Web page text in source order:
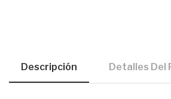
Descripción Detalles Del